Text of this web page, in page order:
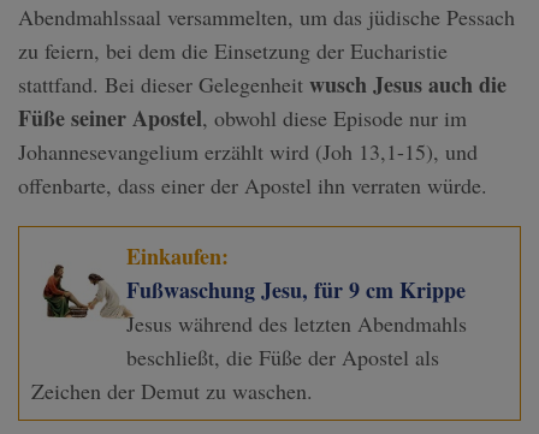
Abendmahlssaal versammelten, um das jüdische Pessach
zu feiern, bei dem die Einsetzung der Eucharistie
stattfand. Bei dieser Gelegenheit wusch Jesus auch die
Füße seiner Apostel, obwohl diese Episode nur im
Johannesevangelium erzählt wird (Joh 13,1-15), und
offenbarte, dass einer der Apostel ihn verraten würde.
Einkaufen:
Fußwaschung Jesu, für 9 cm Krippe
Jesus während des letzten Abendmahls
beschließt, die Füße der Apostel als
Zeichen der Demut zu waschen.